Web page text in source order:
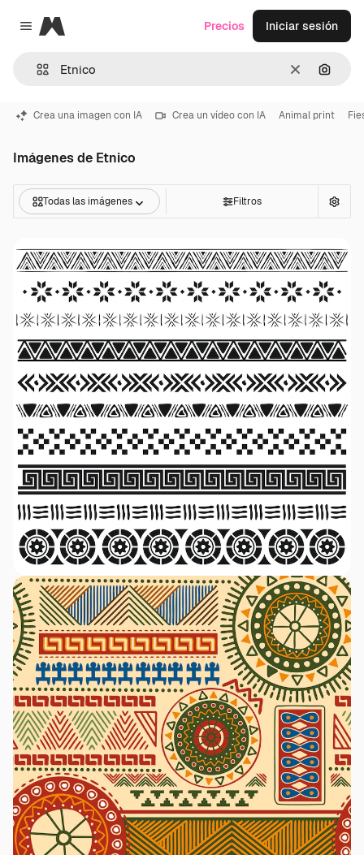
Close menu
Magnific
Borrar
Precios Iniciar sesión
Crea una imagen con IA Crea un vídeo con IA Animal print
Imágenes de Etnico
Todas las imágenes Filtros